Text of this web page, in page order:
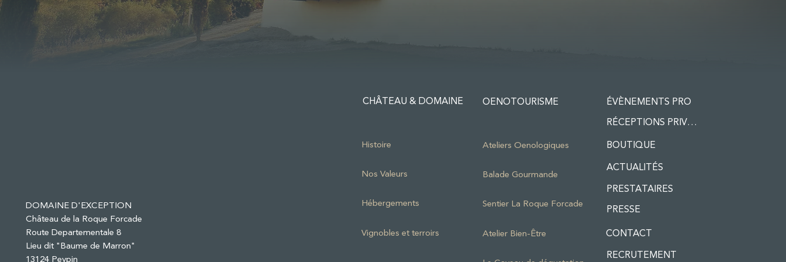
DOMAINE D'EXCEPTION
Château de la Roque Forcade
Route Departementale 8
Lieu dit "Baume de Marron"
13124 Peypin
CHÂTEAU & DOMAINE
Histoire
Nos Valeurs
Hébergements
Vignobles et terroirs
OENOTOURISME
Ateliers Oenologiques
Balade Gourmande
Sentier La Roque Forcade
Atelier Bien-Être
ÉVÈNEMENTS PRO
RÉCEPTIONS PRIVÉES
BOUTIQUE
ACTUALITÉS
PRESTATAIRES
PRESSE
CONTACT
RECRUTEMENT